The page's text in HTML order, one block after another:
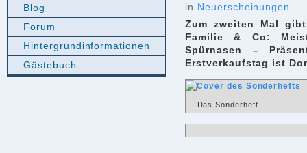
in Neuerscheinungen
Zum zweiten Mal
Familie & Co:
Spürnasen –
Erstverkaufstag ist
Das Sonderheft
Blog
Forum
Hintergrundinformationen
Gästebuch